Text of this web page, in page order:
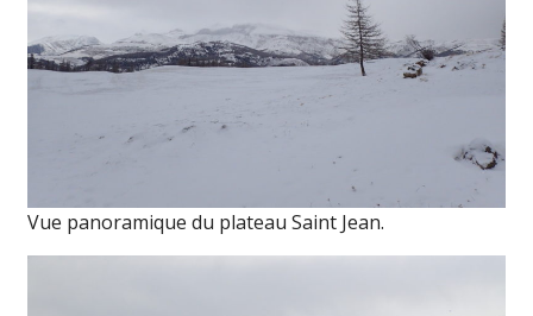
Vue panoramique du plateau Saint Jean.